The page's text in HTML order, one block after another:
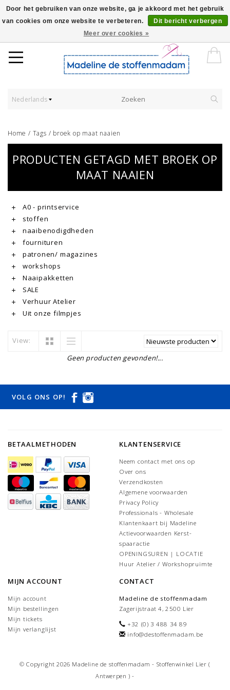
Worldwide Shipping - Onze stoffen worden verkocht per 10 cm.
Nederlands
Home / Tags / broek op maat naaien
PRODUCTEN GETAGD MET BROEK OP
MAAT NAAIEN
A0 - printservice
stoffen
naaibenodigdheden
fournituren
patronen/ magazines
workshops
Naaipakketten
SALE
Verhuur Atelier
Uit onze filmpjes
View:
Geen producten gevonden!...
VOLG ONS OP!
BETAALMETHODEN KLANTENSERVICE
Neem contact met ons op
Over ons
Verzendkosten
Algemene voorwaarden
Privacy Policy
Professionals - Wholesale
Klantenkaart bij Madeline
Actievoorwaarden Kerst-
spaaractie
OPENINGSUREN | LOCATIE
Huur Atelier / Workshopruimte
MIJN ACCOUNT
Mijn account
Mijn bestellingen
Mijn tickets
Mijn verlanglijst
CONTACT
Madeline de stoffenmadam
Zagerijstraat 4, 2500 Lier
+32 (0) 3 488 34 89
info@destoffenmadam.be
© Copyright 2026 Madeline de stoffenmadam - Stoffenwinkel Lier (
Antwerpen ) -
Door het gebruiken van onze website, ga je akkoord met het gebruik
van cookies om onze website te verbeteren.
Dit bericht verbergen
Meer over cookies »